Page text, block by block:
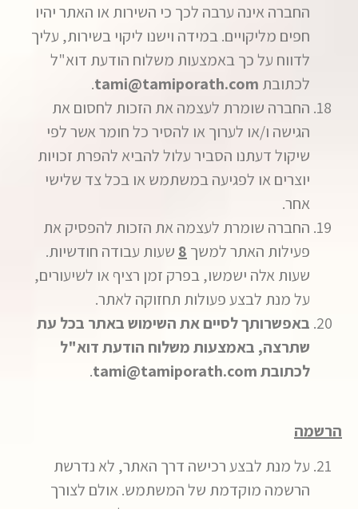
החברה אינה ערבה לכך כי השירות או האתר יהיו
חפים מליקויים. במידה וישנו ליקוי בשירות, עליך
לדווח על כך באמצעות משלוח הודעת דוא"ל
לכתובת tami@tamiporath.com
.
החברה שומרת לעצמה את הזכות לחסום את
הגישה ו/או לערוך או להסיר כל חומר אשר לפי
שיקול דעתנו הסביר עלול להביא להפרת זכויות
יוצרים או לפגיעה במשתמש או בכל צד שלישי
אחר.
החברה שומרת לעצמה את הזכות להפסיק את
פעילות האתר למשך 8 שעות עבודה חודשיות.
שעות אלה ישמשו, בפרק זמן רציף או לשיעורים,
על מנת לבצע פעולות תחזוקה לאתר.
באפשרותך לסיים את השימוש באתר בכל עת
שתרצה, באמצעות משלוח הודעת דוא"ל
לכתובתtami@tamiporath.com
.
הרשמה
על מנת לבצע רכישה דרך האתר, לא נדרשת
הרשמה מוקדמת של המשתמש. אולם לצורך